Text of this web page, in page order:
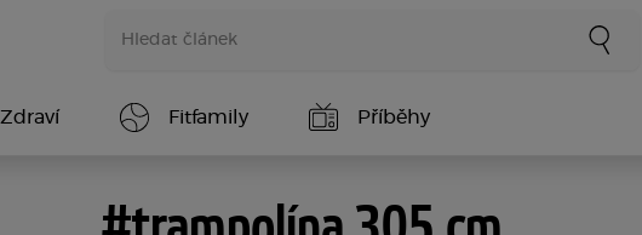
Zdraví Fitfamily Příběhy